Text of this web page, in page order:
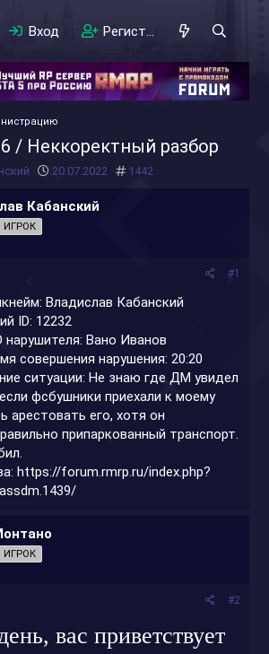
Вход Регистрация
/ Неккоректный разбор
Д
т
л
а
20.07.2022 #1442
Кабанский
ИГРОК
#1
Владислав Кабанский
ID: 12232
нарушителя: Вано Иванов
совершения нарушения: 20:20
ситуации: Не знаю где ДМ увидел
фсбушники приехали к моему
арестовать его, хотя он
припаркованный транспорт.
https://forum.rmrp.ru/index.php?
ИГРОК
#2
вас приветствует